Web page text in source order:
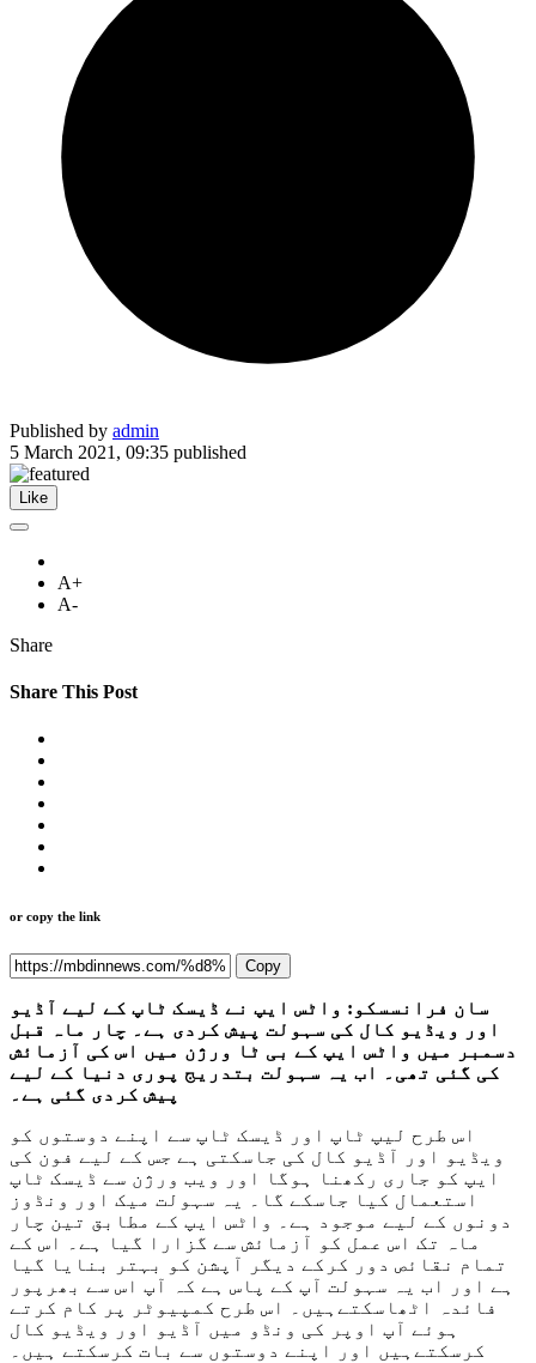
Published by admin
5 March 2021, 09:35 published
Like
A+
A-
Share
Share This Post
or copy the link
Copy
سان فرانسسكو: واٹس ایپ نے ڈیسک ٹاپ کے لیے آڈیو
اور ویڈیو کال کی سہولت پیش کردی ہے۔ چار ماہ قبل
دسمبر میں واٹس ایپ کے بی ٹا ورژن میں اس کی آزمائش
کی گئی تھی۔ اب یہ سہولت بتدریج پوری دنیا کے لیے
پیش کردی گئی ہے۔
اس طرح لیپ ٹاپ اور ڈیسک ٹاپ سے اپنے دوستوں کو
ویڈیو اور آڈیو کال کی جاسکتی ہے جس کے لیے فون کی
ایپ کو جاری رکھنا ہوگا اور ویب ورژن سے ڈیسک ٹاپ
استعمال کیا جاسکے گا۔ یہ سہولت میک اور ونڈوز
دونوں کے لیے موجود ہے۔ واٹس ایپ کے مطابق تین چار
ماہ تک اس عمل کو آزمائش سے گزارا گیا ہے۔ اس کے
تمام نقائص دور کرکے دیگر آپشن کو بہتر بنایا گیا
ہے اور اب یہ سہولت آپ کے پاس ہے کہ آپ اس سے بھرپور
فائدہ اٹھاسکتےہیں۔ اس طرح کمپیوٹر پر کام کرتے
ہوئے آپ اوپر کی ونڈو میں آڈیو اور ویڈیو کال
کرسکتےہیں اور اپنے دوستوں سے بات کرسکتے ہیں۔